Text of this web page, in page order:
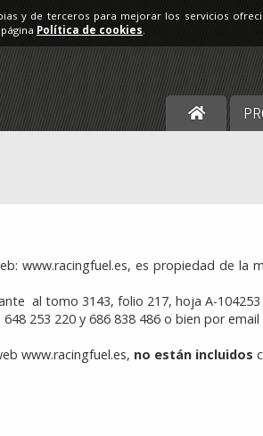
www.racingfuel.es, es propiedad de la
al tomo 3143, folio 217, hoja A-104253
253 220 y 686 838 486 o bien por email
www.racingfuel.es, no están incluidos
y de terceros para mejorar los servicios
Política de cookies.